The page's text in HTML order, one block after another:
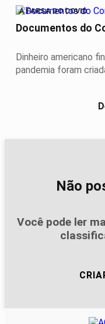
A FARSA DO COVID
Documentos do
Dinheiro americano
pandemia foram
Não
Você pode ler